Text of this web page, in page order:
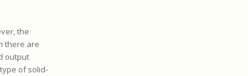
the
there are
output
of solid-